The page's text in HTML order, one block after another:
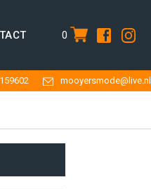
0 item
mooyersmode@live.nl